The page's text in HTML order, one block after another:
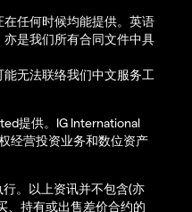
任何时候均能提供。英语
是我们所有合同文件中具
无法联络我们中文服务工
提供。IG International
经营投资业务和数位资产
。以上资讯并不包含(亦
、持有或出售差价合约的